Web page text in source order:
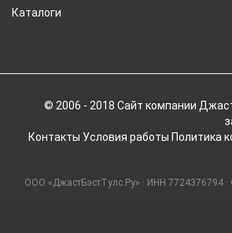
Каталоги
© 2006 - 2018 Cайт компании
Контакты Условия работы Политика
ООО «ДжастБэстТулс.Ру» · ИНН 7724376794